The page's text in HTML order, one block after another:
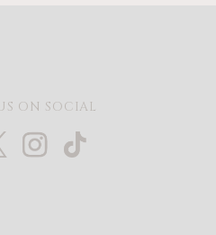
ON SOCIAL